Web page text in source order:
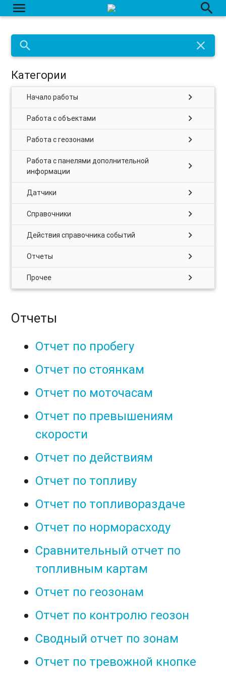
menu search
search close
Категории
Начало работы chevron_right
Работа с объектами chevron_right
Работа с геозонами chevron_right
Работа с панелями дополнительной
информации
chevron_right
Датчики chevron_right
Справочники chevron_right
Действия справочника событий chevron_right
Отчеты chevron_right
Прочее chevron_right
Отчеты
Отчет по пробегу
Отчет по стоянкам
Отчет по моточасам
Отчет по превышениям
скорости
Отчет по действиям
Отчет по топливу
Отчет по топливораздаче
Отчет по норморасходу
Сравнительный отчет по
топливным картам
Отчет по геозонам
Отчет по контролю геозон
Сводный отчет по зонам
Отчет по тревожной кнопке